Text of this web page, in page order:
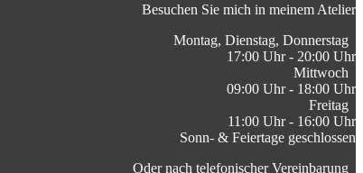
Besuchen Sie mich in meinem Atelier
Montag, Dienstag, Donnerstag ⁣
17:00 Uhr - 20:00 Uhr
Mittwoch
09:00 Uhr - 18:00 Uhr
Freitag
11:00 Uhr - 16:00 Uhr
Sonn- & Feiertage geschlossen
Oder nach telefonischer Vereinbarung ⁣